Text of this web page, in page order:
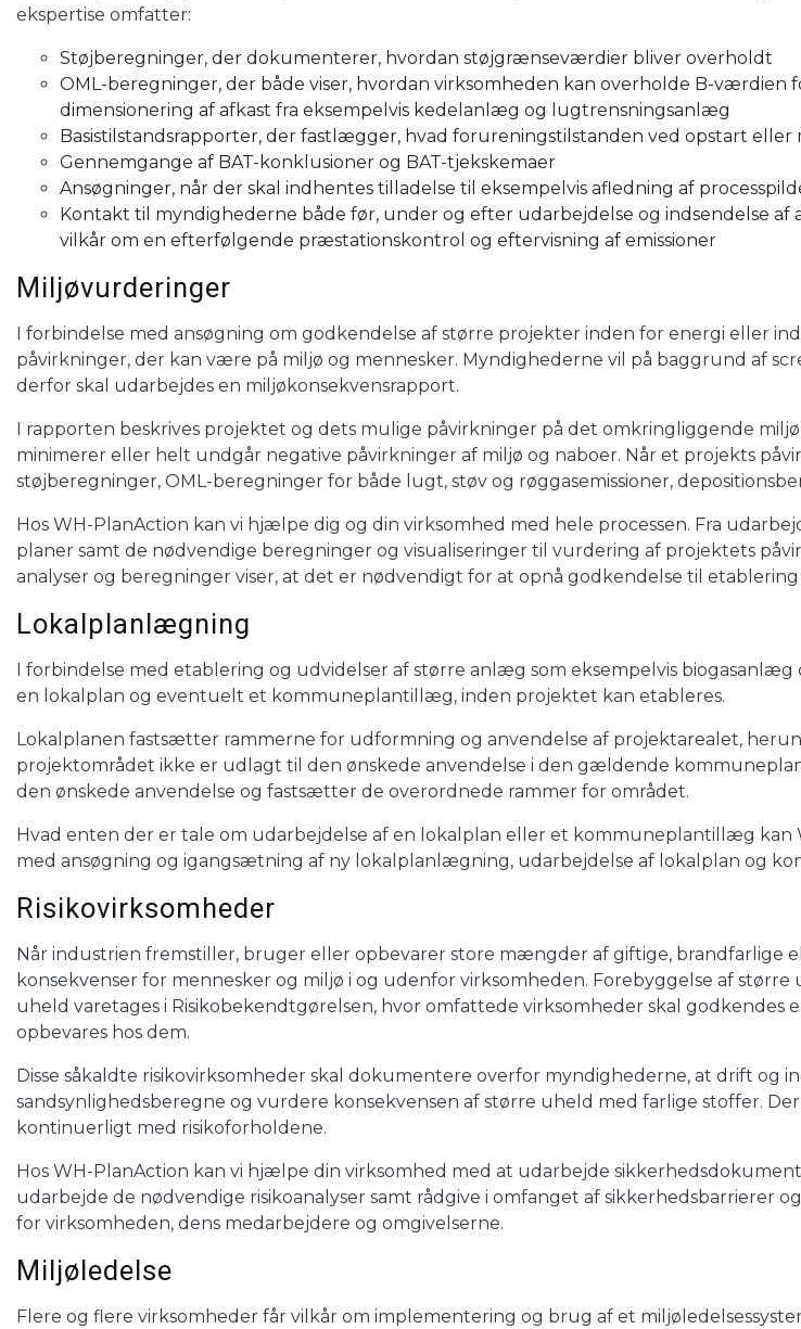
ekspertise omfatter:
Støjberegninger, der dokumenterer, hvordan støjgrænseværdier bliver overholdt
OML-beregninger, der både viser, hvordan virksomheden kan overholde B-værdien
dimensionering af afkast fra eksempelvis kedelanlæg og lugtrensningsanlæg
Basistilstandsrapporter, der fastlægger, hvad forureningstilstanden ved opstart
Gennemgange af BAT-konklusioner og BAT-tjekskemaer
Ansøgninger, når der skal indhentes tilladelse til eksempelvis afledning af
Kontakt til myndighederne både før, under og efter udarbejdelse og indsendelse
vilkår om en efterfølgende præstationskontrol og eftervisning af emissioner
Miljøvurderinger
I forbindelse med ansøgning om godkendelse af større projekter inden for energi eller
påvirkninger, der kan være på miljø og mennesker. Myndighederne vil på baggrund af
derfor skal udarbejdes en miljøkonsekvensrapport.
I rapporten beskrives projektet og dets mulige påvirkninger på det omkringliggende
minimerer eller helt undgår negative påvirkninger af miljø og naboer. Når et projekts
støjberegninger, OML-beregninger for både lugt, støv og røggasemissioner,
Hos WH-PlanAction kan vi hjælpe dig og din virksomhed med hele processen. Fra
planer samt de nødvendige beregninger og visualiseringer til vurdering af projektets
analyser og beregninger viser, at det er nødvendigt for at opnå godkendelse til
Lokalplanlægning
I forbindelse med etablering og udvidelser af større anlæg som eksempelvis
en lokalplan og eventuelt et kommuneplantillæg, inden projektet kan etableres.
Lokalplanen fastsætter rammerne for udformning og anvendelse af projektarealet,
projektområdet ikke er udlagt til den ønskede anvendelse i den gældende
den ønskede anvendelse og fastsætter de overordnede rammer for området.
Hvad enten der er tale om udarbejdelse af en lokalplan eller et kommuneplantillæg
med ansøgning og igangsætning af ny lokalplanlægning, udarbejdelse af lokalplan og
Risikovirksomheder
Når industrien fremstiller, bruger eller opbevarer store mængder af giftige, brandfarlige
konsekvenser for mennesker og miljø i og udenfor virksomheden. Forebyggelse af
uheld varetages i Risikobekendtgørelsen, hvor omfattede virksomheder skal
opbevares hos dem.
Disse såkaldte risikovirksomheder skal dokumentere overfor myndighederne, at drift og
sandsynlighedsberegne og vurdere konsekvensen af større uheld med farlige stoffer.
kontinuerligt med risikoforholdene.
Hos WH-PlanAction kan vi hjælpe din virksomhed med at udarbejde
udarbejde de nødvendige risikoanalyser samt rådgive i omfanget af sikkerhedsbarrierer
for virksomheden, dens medarbejdere og omgivelserne.
Miljøledelse
Flere og flere virksomheder får vilkår om implementering og brug af et